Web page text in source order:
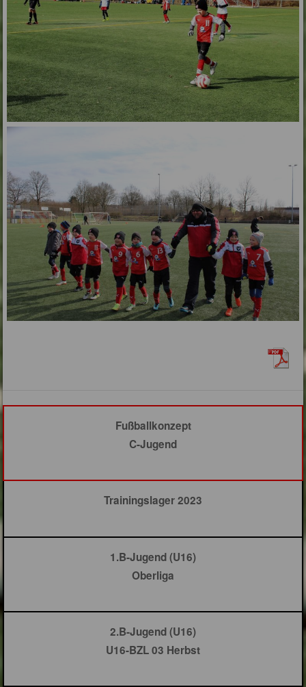
Fußballkonzept
C-Jugend
Trainingslager 2023
1.B-Jugend (U16)
Oberliga
2.B-Jugend (U16)
U16-BZL 03 Herbst